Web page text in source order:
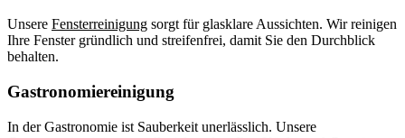
Unsere Fensterreinigung sorgt für glasklare Aussichten. Wir reinigen
Ihre Fenster gründlich und streifenfrei, damit Sie den Durchblick
behalten.
Gastronomiereinigung
In der Gastronomie ist Sauberkeit unerlässlich. Unsere